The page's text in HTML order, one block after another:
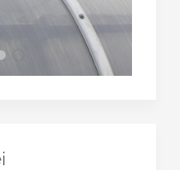
slide2